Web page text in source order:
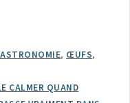
, ŒUFS,
CALMER QUAND